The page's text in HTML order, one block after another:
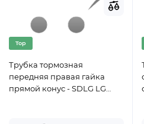
Top
Трубка тормозная
передняя правая гайка
прямой конус - SDLG LG